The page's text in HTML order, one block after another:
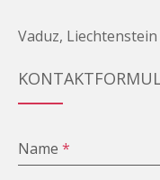
Vaduz, Liechtenstein
Name*